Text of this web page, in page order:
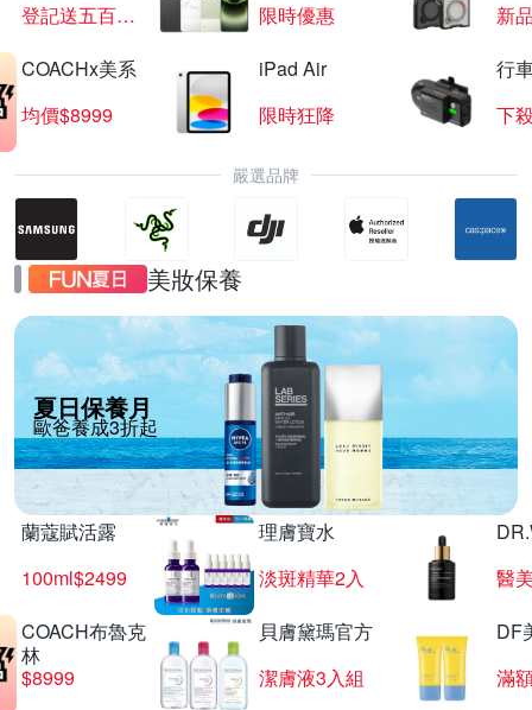
登記送五百超贈點
限時優惠
新
COACHx美系
均價$8999
iPad Air
限時狂降
行
下
嚴選品牌
美妝保養
夏日保養月
歐爸養成3折起
蘭蔻賦活露
100ml$2499
理膚寶水
淡斑精華2入
醫
COACH布魯克
林
$8999
貝膚黛瑪官方
潔膚液3入組
DF
滿